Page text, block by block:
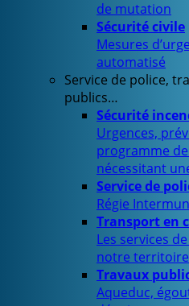
de mutation
Sécurité civile
Mesures
automatisé
Service de police,
publics…
Sécurité
Urgences,
programme
nécessitant
Service de
Régie
Transport en
Les services
notre territoire
Travaux
Aqueduc,